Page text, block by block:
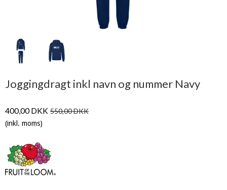
Joggingdragt inkl navn og nummer Navy
400,00 DKK 550,00 DKK
(inkl. moms)